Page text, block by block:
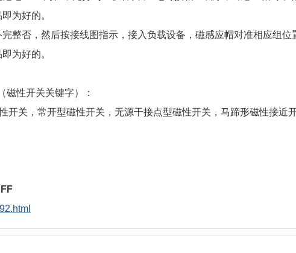
为好的。
整否，然后按接线图指示，接入负载设备，磁感应帽对准相应组位
为好的。
磁性开关关键字）：
开关，常开型磁性开关，无源干接点型磁性开关，马蹄形磁性接近开